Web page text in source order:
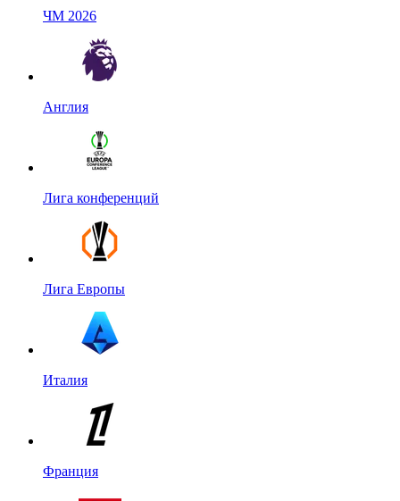
ЧМ 2026
Англия
Лига конференций
Лига Европы
Италия
Франция